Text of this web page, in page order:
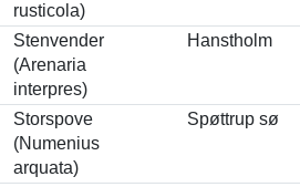
rusticola)
Stenvender
(Arenaria
interpres)
Hanstholm
Storspove
(Numenius
arquata)
Spøttrup sø